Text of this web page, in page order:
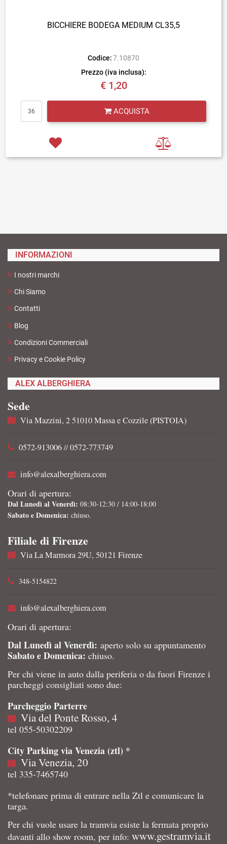
BICCHIERE BODEGA MEDIUM CL35,5
Codice: 7.10870
Prezzo (iva inclusa):
€ 1,20
ACQUISTA
INFORMAZIONI
I nostri marchi
Chi Siamo
Contatti
Blog
Condizioni Commerciali
Privacy e Cookie Policy
ALEX ALBERGHIERA
Sede
Via Mazzini, 2 51010 Massa e Cozzile (PISTOIA)
0572-913006 // 0572-773749
info@alexalberghiera.com
Orari di apertura:
Dal Lunedì al Venerdì: 08:30-12:30 / 14:00-18:00
Sabato e Domenica: chiuso.
Filiale di Firenze
Via La Marmora 29U, 50121 Firenze
348-5154822
info@alexalberghiera.com
Orari di apertura:
Dal Lunedì al Venerdì: aperto solo su appuntamento
Sabato e Domenica: chiuso.
Per chi viene in auto dalla periferia o da fuori Firenze i
parcheggi consigliati sono due:
Parcheggio Parterre
Via del Ponte Rosso, 4
tel 055-50302209
City Parking via Venezia (ztl) *
Via Venezia, 20
tel 335-7465740
*telefonare prima di entrare nella Ztl e comunicare la
targa.
Per chi vuole usare la tramvia esiste la fermata proprio
davanti allo show room, per info: www.gestramvia.it